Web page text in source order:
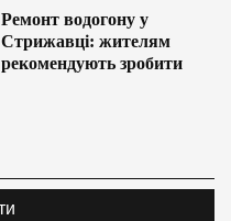
Ремонт водогону у
Стрижавці: жителям
рекомендують зробити